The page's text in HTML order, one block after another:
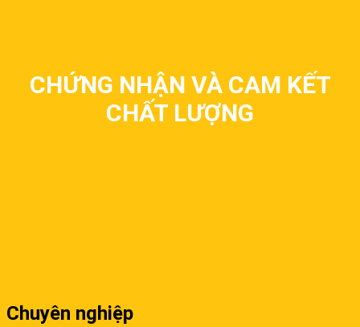
CHỨNG NHẬN VÀ CAM KẾT
CHẤT LƯỢNG
Chuyên nghiệp